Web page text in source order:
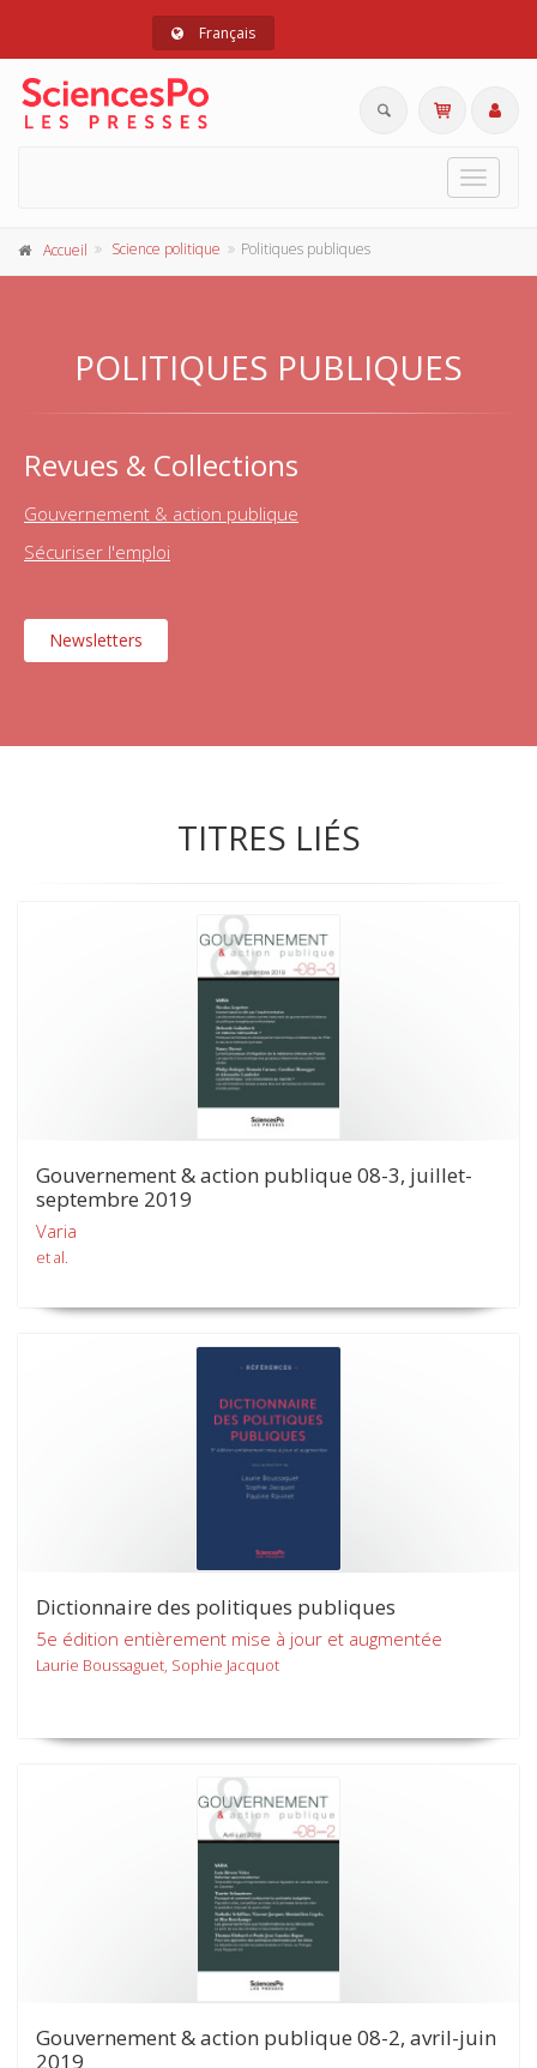
Français
Toggle
Accueil Science politique Politiques publiques
POLITIQUES PUBLIQUES
Revues & Collections
Gouvernement & action publique
Sécuriser l'emploi
Newsletters
TITRES LIÉS
Gouvernement & action publique 08-3, juillet-
septembre 2019
Varia
et al.
Dictionnaire des politiques publiques
5e édition entièrement mise à jour et augmentée
Laurie Boussaguet, Sophie Jacquot
Gouvernement & action publique 08-2, avril-juin
2019